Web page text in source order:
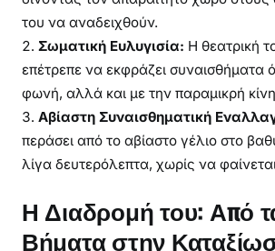
του να αναδειχθούν.
Σωματική Ευλυγισία: Η θεατρική
επέτρεπε να εκφράζει συναισθήματα
φωνή, αλλά και με την παραμικρή
Αβίαστη Συναισθηματική
περάσει από το αβίαστο γέλιο στο
λίγα δευτερόλεπτα, χωρίς να
Η Διαδρομή του: Από
Βήματα στην